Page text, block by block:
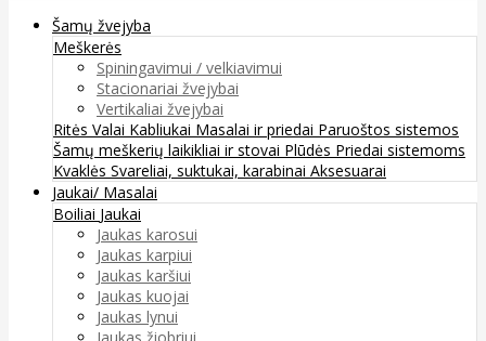
Šamų žvejyba
Meškerės
Spiningavimui / velkiavimui
Stacionariai žvejybai
Vertikaliai žvejybai
Ritės Valai Kabliukai Masalai ir priedai Paruoštos sistemos
Šamų meškerių laikikliai ir stovai Plūdės Priedai sistemoms
Kvaklės Svareliai, suktukai, karabinai Aksesuarai
Jaukai/ Masalai
Boiliai Jaukai
Jaukas karosui
Jaukas karpiui
Jaukas karšiui
Jaukas kuojai
Jaukas lynui
Jaukas žiobriui